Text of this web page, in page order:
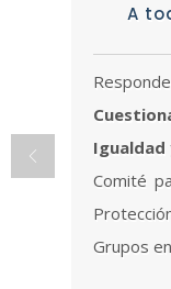
A
Igualdad
Comité
Grupos